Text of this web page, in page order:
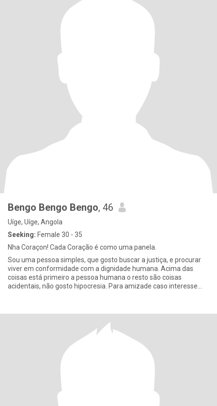
Bengo Bengo Bengo, 46
Uíge, Uíge, Angola
Seeking: Female 30 - 35
Nha Coraçon! Cada Coração é como uma panela.
Sou uma pessoa simples, que gosto buscar a justiça, e procurar
viver em conformidade com a dignidade humana. Acima das
coisas está primeiro a pessoa humana o resto são coisas
acidentais, não gosto hipocresia. Para amizade caso interesse